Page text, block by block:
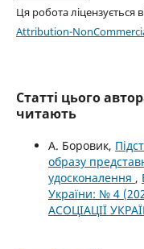
Ця робота ліцензується
Attribution-
Статті цього
читають
А. Боровик,
образу
удосконалення ,
України: № 4
АСОЦІАЦІЇ